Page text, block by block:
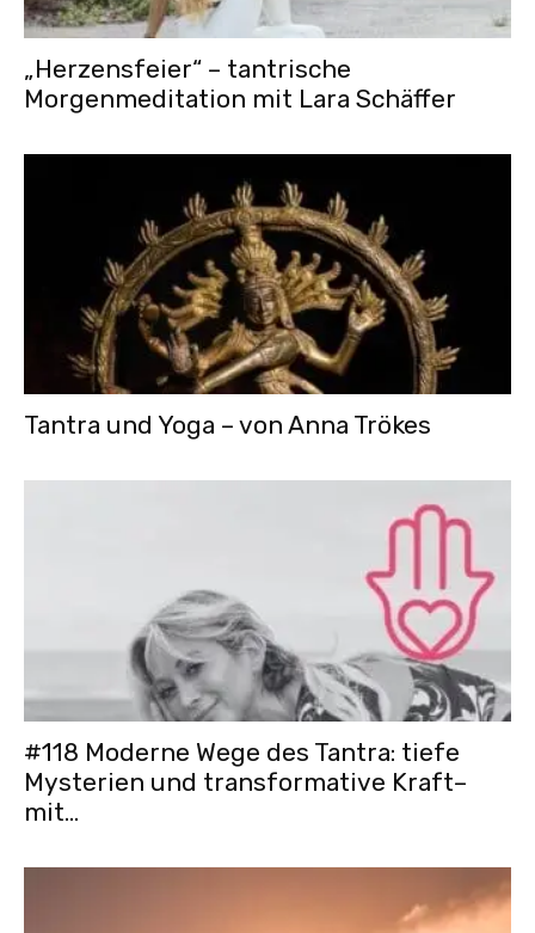
„Herzensfeier“ – tantrische
Morgenmeditation mit Lara Schäffer
Tantra und Yoga – von Anna Trökes
#118 Moderne Wege des Tantra: tiefe
Mysterien und transformative Kraft–
mit...